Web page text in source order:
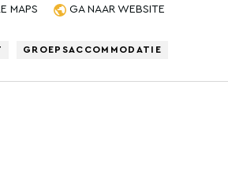
MAPS GA NAAR WEBSITE
GROEPSACCOMMODATIE